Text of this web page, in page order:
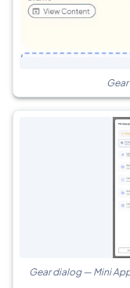
Gear dialog — Mini